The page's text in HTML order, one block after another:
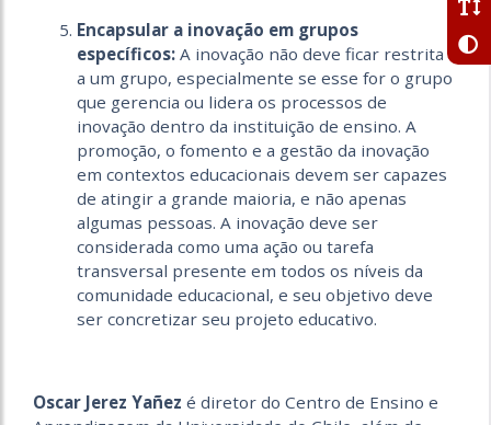
Encapsular a inovação em grupos
específicos: A inovação não deve ficar restrita
a um grupo, especialmente se esse for o grupo
que gerencia ou lidera os processos de
inovação dentro da instituição de ensino. A
promoção, o fomento e a gestão da inovação
em contextos educacionais devem ser capazes
de atingir a grande maioria, e não apenas
algumas pessoas. A inovação deve ser
considerada como uma ação ou tarefa
transversal presente em todos os níveis da
comunidade educacional, e seu objetivo deve
ser concretizar seu projeto educativo.
Oscar Jerez Yañez é diretor do Centro de Ensino e